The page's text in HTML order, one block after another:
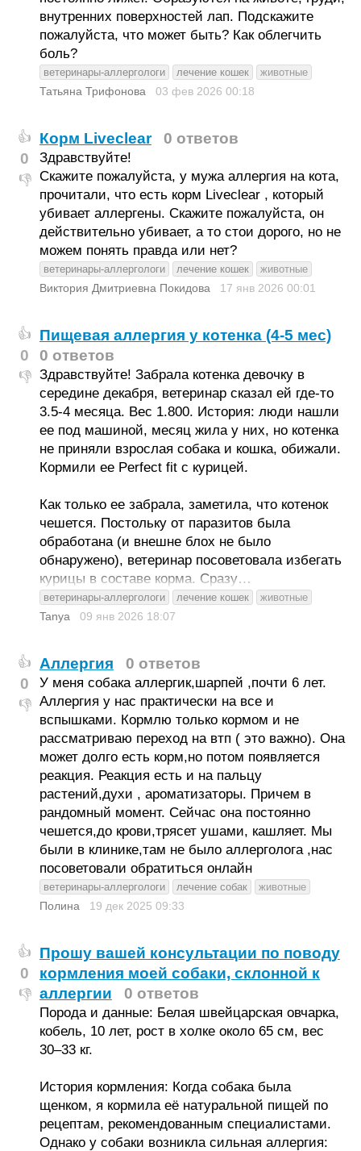
внутренних поверхностей лап. Подскажите
пожалуйста, что может быть? Как облегчить
боль?
ветеринары-аллергологи лечение кошек животные
Татьяна Трифонова 03 фев 2026 00:18
👍
0
👎
Корм Liveclear 0 ответов
Здравствуйте!
Скажите пожалуйста, у мужа аллергия на кота,
прочитали, что есть корм Liveclear , который
убивает аллергены. Скажите пожалуйста, он
действительно убивает, а то стои дорого, но не
можем понять правда или нет?
ветеринары-аллергологи лечение кошек животные
Виктория Дмитриевна Покидова 17 янв 2026 00:01
👍
0
👎
Пищевая аллергия у котенка (4-5 мес)
0 ответов
Здравствуйте! Забрала котенка девочку в
середине декабря, ветеринар сказал ей где-то
3.5-4 месяца. Вес 1.800. История: люди нашли
ее под машиной, месяц жила у них, но котенка
не приняли взрослая собака и кошка, обижали.
Кормили ее Perfect fit с курицей.
Как только ее забрала, заметила, что котенок
чешется. Постольку от паразитов была
обработана (и внешне блох не было
обнаружено), ветеринар посоветовала избегать
курицы в составе корма. Сразу…
ветеринары-аллергологи лечение кошек животные
Tanya 09 янв 2026 18:07
👍
0
👎
Аллергия 0 ответов
У меня собака аллергик,шарпей ,почти 6 лет.
Аллергия у нас практически на все и
вспышками. Кормлю только кормом и не
рассматриваю переход на втп ( это важно). Она
может долго есть корм,но потом появляется
реакция. Реакция есть и на пальцу
растений,духи , ароматизаторы. Причем в
рандомный момент. Сейчас она постоянно
чешется,до крови,трясет ушами, кашляет. Мы
были в клинике,там не было аллерголога ,нас
посоветовали обратиться онлайн
ветеринары-аллергологи лечение собак животные
Полина 19 дек 2025 09:33
👍
0
👎
Прошу вашей консультации по поводу
кормления моей собаки, склонной к
аллергии
0 ответов
Порода и данные: Белая швейцарская овчарка,
кобель, 10 лет, рост в холке около 65 см, вес
30–33 кг.
История кормления: Когда собака была
щенком, я кормила её натуральной пищей по
рецептам, рекомендованным специалистами.
Однако у собаки возникла сильная аллергия: